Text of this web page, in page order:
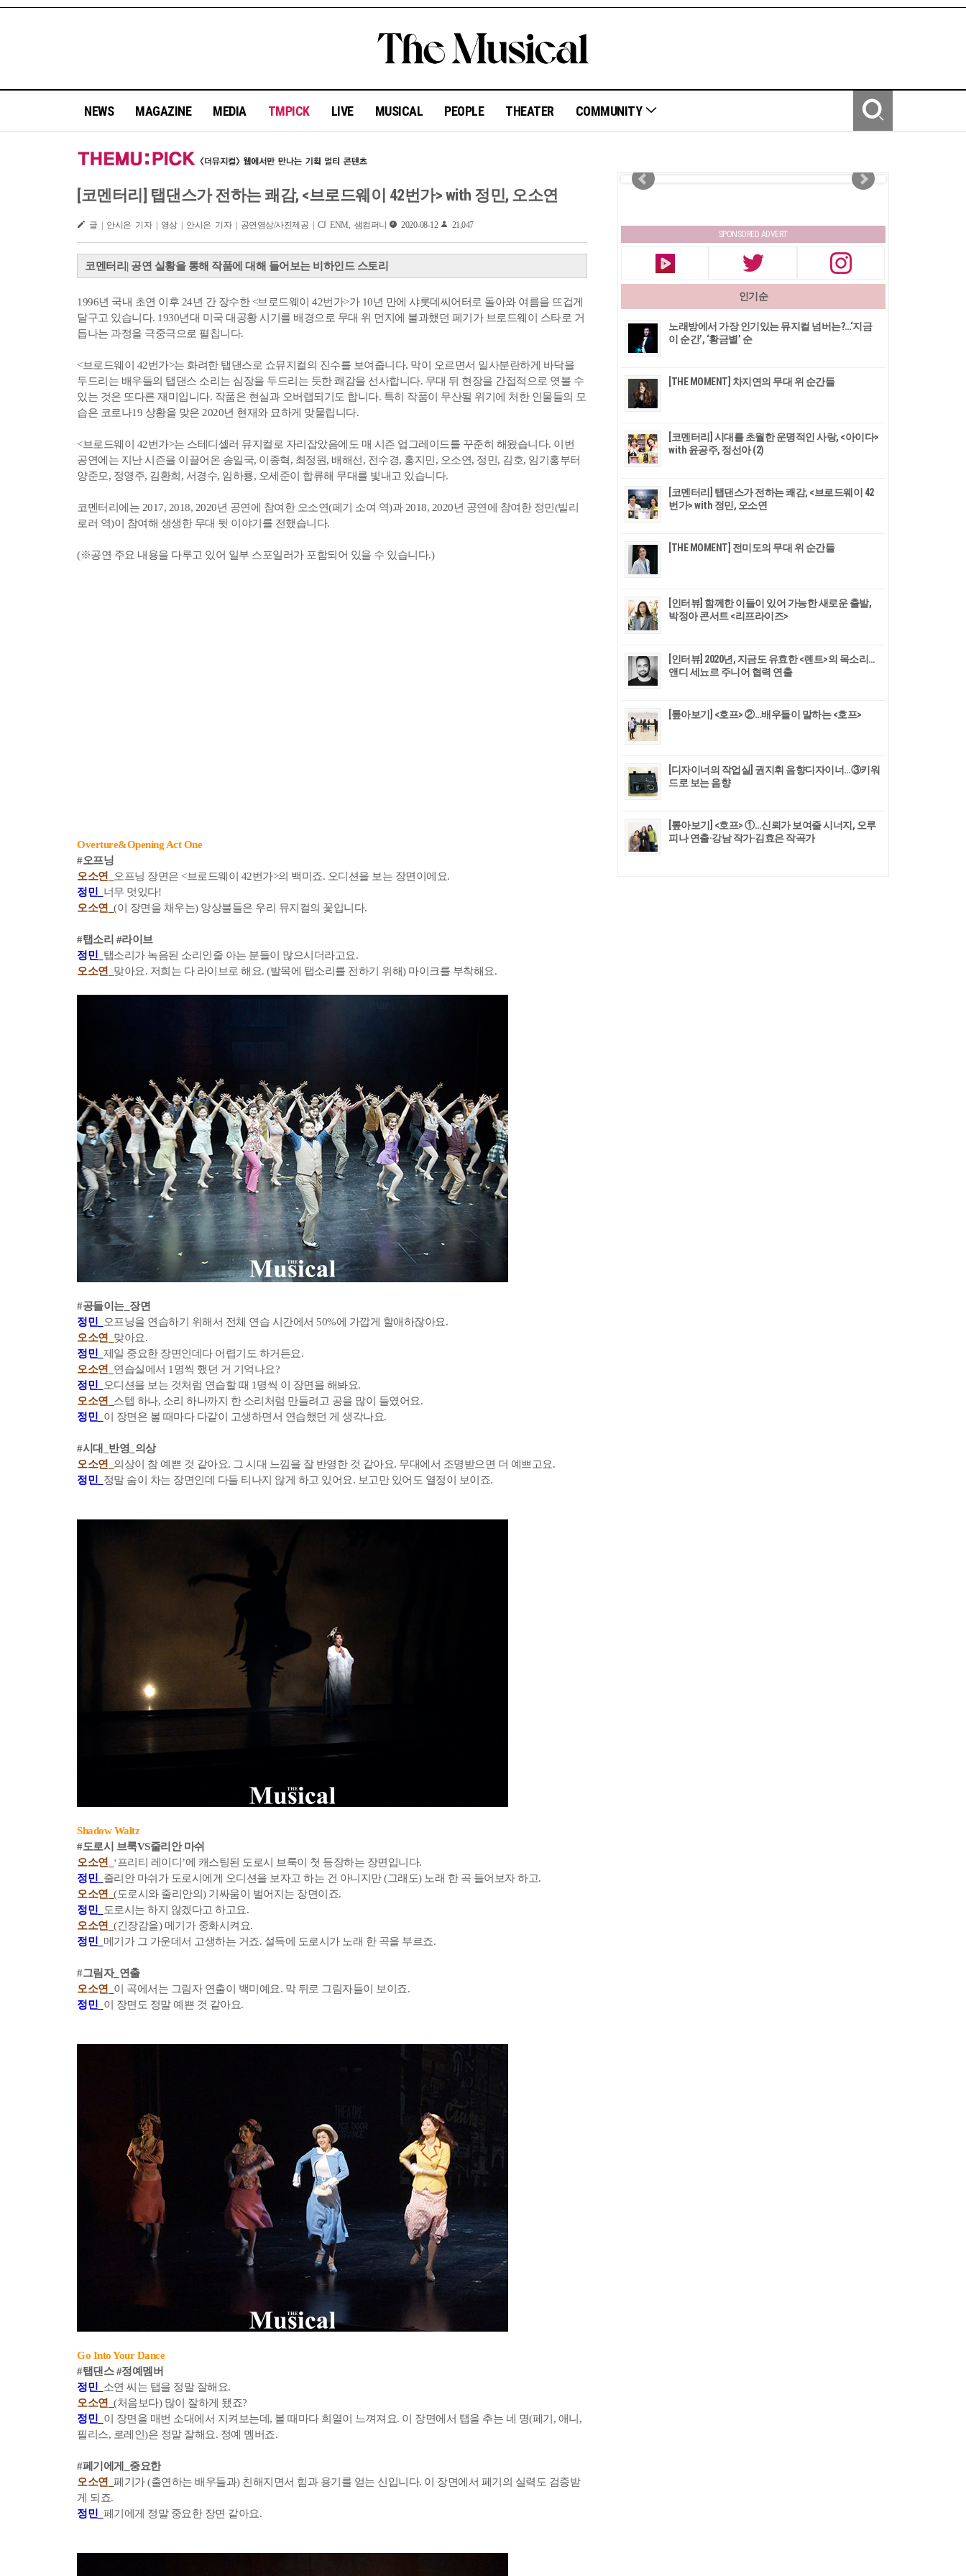
NEWS MAGAZINE MEDIA TMPICK LIVE MUSICAL PEOPLE THEATER COMMUNITY
[코멘터리] 탭댄스가 전하는 쾌감, <브로드웨이 42번가> with 정민, 오소연
글 | 안시은 기자 | 영상 | 안시은 기자 | 공연영상/사진제공 | CJ ENM, 샘컴퍼니 2020-08-12 21,047
코멘터리| 공연 실황을 통해 작품에 대해 들어보는 비하인드 스토리
1996년 국내 초연 이후 24년 간 장수한 <브로드웨이 42번가>가 10년 만에 샤롯데씨어터로 돌아와 여름을 뜨겁게
달구고 있습니다. 1930년대 미국 대공황 시기를 배경으로 무대 위 먼지에 불과했던 페기가 브로드웨이 스타로 거
듭나는 과정을 극중극으로 펼칩니다.
<브로드웨이 42번가>는 화려한 탭댄스로 쇼뮤지컬의 진수를 보여줍니다. 막이 오르면서 일사분란하게 바닥을
두드리는 배우들의 탭댄스 소리는 심장을 두드리는 듯한 쾌감을 선사합니다. 무대 뒤 현장을 간접적으로 엿볼 수
있는 것은 또다른 재미입니다. 작품은 현실과 오버랩되기도 합니다. 특히 작품이 무산될 위기에 처한 인물들의 모
습은 코로나19 상황을 맞은 2020년 현재와 묘하게 맞물립니다.
<브로드웨이 42번가>는 스테디셀러 뮤지컬로 자리잡았음에도 매 시즌 업그레이드를 꾸준히 해왔습니다. 이번
공연에는 지난 시즌을 이끌어온 송일국, 이종혁, 최정원, 배해선, 전수경, 홍지민, 오소연, 정민, 김호, 임기홍부터
양준모, 정영주, 김환희, 서경수, 임하룡, 오세준이 합류해 무대를 빛내고 있습니다.
코멘터리에는 2017, 2018, 2020년 공연에 참여한 오소연(페기 소여 역)과 2018, 2020년 공연에 참여한 정민(빌리
로러 역)이 참여해 생생한 무대 뒷 이야기를 전했습니다.
(※공연 주요 내용을 다루고 있어 일부 스포일러가 포함되어 있을 수 있습니다.)
Overture&Opening Act One
#오프닝
오소연_
오프닝 장면은 <브로드웨이 42번가>의 백미죠. 오디션을 보는 장면이에요.
정민_ 너무 멋있다!
오소연_ (이 장면을 채우는) 앙상블들은 우리 뮤지컬의 꽃입니다.
#탭소리 #라이브
정민_ 탭소리가 녹음된 소리인줄 아는 분들이 많으시더라고요.
오소연_ 맞아요. 저희는 다 라이브로 해요. (발목에 탭소리를 전하기 위해) 마이크를 부착해요.
#공들이는_장면
정민_
오프닝을 연습하기 위해서 전체 연습 시간에서 50%에 가깝게 할애하잖아요.
오소연_ 맞아요.
정민_ 제일 중요한 장면인데다 어렵기도 하거든요.
오소연_ 연습실에서 1명씩 했던 거 기억나요?
정민_
오디션을 보는 것처럼 연습할 때 1명씩 이 장면을 해봐요.
오소연_ 스텝 하나, 소리 하나까지 한 소리처럼 만들려고 공을 많이 들였어요.
정민_ 이 장면은 볼 때마다 다같이 고생하면서 연습했던 게 생각나요.
#시대_반영_의상
오소연_ 의상이 참 예쁜 것 같아요. 그 시대 느낌을 잘 반영한 것 같아요. 무대에서 조명받으면 더 예쁘고요.
정민_ 정말 숨이 차는 장면인데 다들 티나지 않게 하고 있어요. 보고만 있어도 열정이 보이죠.
Shadow Waltz
#도로시 브룩VS줄리안 마쉬
오소연_ ‘프리티 레이디’에 캐스팅된 도로시 브룩이 첫 등장하는 장면입니다.
정민_ 줄리안 마쉬가 도로시에게 오디션을 보자고 하는 건 아니지만 (그래도) 노래 한 곡 들어보자 하고.
오소연_ (도로시와 줄리안의) 기싸움이 벌어지는 장면이죠.
정민_
도로시는 하지 않겠다고 하고요.
오소연_ (긴장감을) 메기가 중화시켜요.
정민_ 메기가 그 가운데서 고생하는 거죠. 설득에 도로시가 노래 한 곡을 부르죠.
#그림자_연출
오소연_ 이 곡에서는 그림자 연출이 백미예요. 막 뒤로 그림자들이 보이죠.
정민_ 이 장면도 정말 예쁜 것 같아요.
Go Into Your Dance
#탭댄스 #정예멤버
정민_ 소연 씨는 탭을 정말 잘해요.
오소연_ (처음보다) 많이 잘하게 됐죠?
정민_ 이 장면을 매번 소대에서 지켜보는데, 볼 때마다 희열이 느껴져요. 이 장면에서 탭을 추는 네 명(페기, 애니,
필리스, 로레인)은 정말 잘해요. 정예 멤버죠.
#페기에게_중요한
오소연_ 페기가 (출연하는 배우들과) 친해지면서 힘과 용기를 얻는 신입니다. 이 장면에서 페기의 실력도 검증받
게 되죠.
정민_ 페기에게 정말 중요한 장면 같아요.
SPONSORED ADVERT
인기순
노래방에서 가장 인기있는 뮤지컬 넘버는?…‘지금
이 순간’, ‘황금별’ 순
[THE MOMENT] 차지연의 무대 위 순간들
[코멘터리] 시대를 초월한 운명적인 사랑, <아이다>
with 윤공주, 정선아 (2)
[코멘터리] 탭댄스가 전하는 쾌감, <브로드웨이 42
번가> with 정민, 오소연
[THE MOMENT] 전미도의 무대 위 순간들
[인터뷰] 함께한 이들이 있어 가능한 새로운 출발,
박정아 콘서트 <리프라이즈>
[인터뷰] 2020년, 지금도 유효한 <렌트>의 목소리…
앤디 세뇨르 주니어 협력 연출
[톺아보기] <호프> ②…배우들이 말하는 <호프>
[디자이너의 작업실] 권지휘 음향디자이너…③키워
드로 보는 음향
​[톺아보기] <호프> ①…신뢰가 보여줄 시너지, 오루
피나 연출·강남 작가·김효은 작곡가